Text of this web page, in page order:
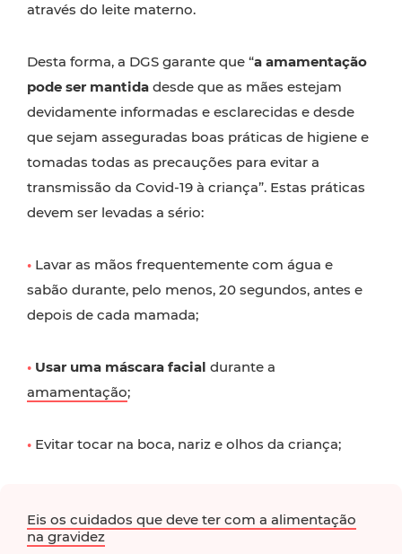
através do leite materno.
Desta forma, a DGS garante que “a amamentação
pode ser mantida desde que as mães estejam
devidamente informadas e esclarecidas e desde
que sejam asseguradas boas práticas de higiene e
tomadas todas as precauções para evitar a
transmissão da Covid-19 à criança”. Estas práticas
devem ser levadas a sério:
• Lavar as mãos frequentemente com água e
sabão durante, pelo menos, 20 segundos, antes e
depois de cada mamada;
• Usar uma máscara facial durante a
amamentação;
• Evitar tocar na boca, nariz e olhos da criança;
Eis os cuidados que deve ter com a alimentação
na gravidez